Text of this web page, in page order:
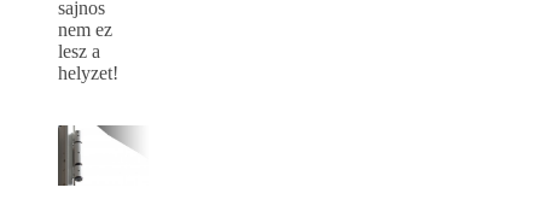
sajnos
nem ez
lesz a
helyzet!